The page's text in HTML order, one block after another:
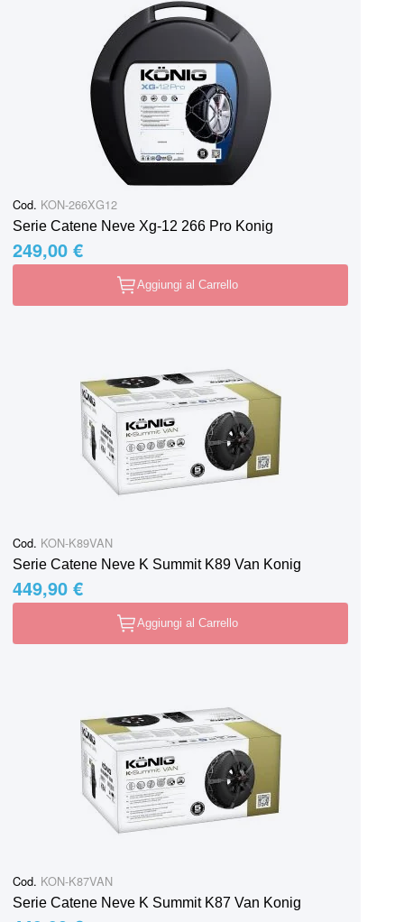
Cod. KON-266XG12
Serie Catene Neve Xg-12 266 Pro Konig
249,00 €
Aggiungi al Carrello
Cod. KON-K89VAN
Serie Catene Neve K Summit K89 Van Konig
449,90 €
Aggiungi al Carrello
Cod. KON-K87VAN
Serie Catene Neve K Summit K87 Van Konig